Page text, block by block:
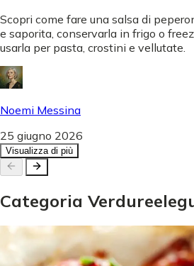
Scopri come fare una salsa di
e saporita, conservarla in frigo o
usarla per pasta, crostini e vellutate.
Noemi Messina
25 giugno 2026
Visualizza di più
Categoria Verduree